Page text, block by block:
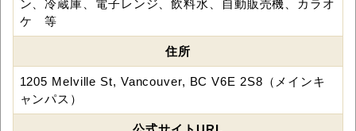
ン、冷蔵庫、電子レンジ、飲料水、自動販売機、カラオ
ケ 等
住所
1205 Melville St, Vancouver, BC V6E 2S8（メインキ
ャンパス）